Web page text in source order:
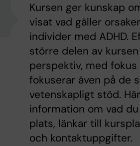
Kursen ger kunskap
visat vad gäller
individer med ADHD.
större delen av
perspektiv, med fokus
fokuserar även på de
vetenskapligt stöd.
information om vad
plats, länkar till
och kontaktuppgifter.